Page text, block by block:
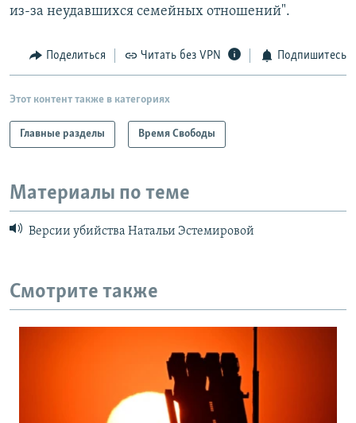
из-за неудавшихся семейных отношений".
Поделиться Читать без VPN Подпишитесь
Этот контент также в категориях
Главные разделы Время Свободы
Материалы по теме
Версии убийства Натальи Эстемировой
Смотрите также